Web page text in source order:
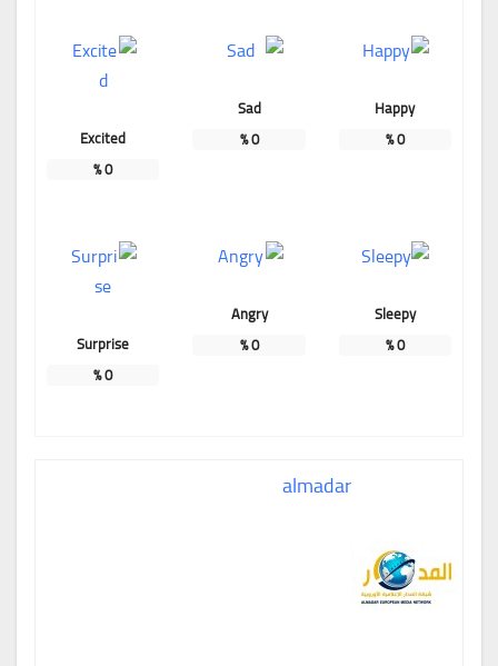
Happy
0
%
Sad
0
%
Excited
0
%
Sleepy
0
%
Angry
0
%
Surprise
0
%
almadar